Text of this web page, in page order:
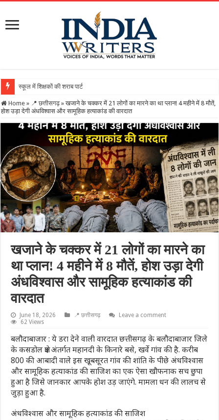
स्कूल में शिक्षकों की शराब पार्टी का वीडियो वायरल, DEO ने थमा
Home » 📍 छत्तीसगढ़ » खजाने के चक्कर में 21 लोगों का मारने का था प्लान! 4 महीने में 8 मौतें,
होश उड़ा देगी अंधविश्वास और सामूहिक हत्याकांड की वारदात
खजाने के चक्कर में 21 लोगों का मारने का
था प्लान! 4 महीने में 8 मौतें, होश उड़ा देगी
अंधविश्वास और सामूहिक हत्याकांड की
वारदात
June 18, 2026 📍 छत्तीसगढ़
Leave a comment
62 Views
बलौदाबाजार : ये डरा देने वाली वारदात छत्तीसगढ़ के बलौदाबाजार जिले
के कसडोल क्षेत्र अंतर्गत महानदी के किनारे बसे, खर्वे गांव की है. करीब
800 की आबादी वाले इस खूबसूरत गांव की शांति के पीछे अंधविश्वास
और सामूहिक हत्याकांड की साजिश का एक ऐसा खौफनाक सच छुपा
हुआ है जिसे जानकार आपके होश उड़ जाएंगे. मामला धन की लालच से
जुड़ा हुआ है.
अंधविश्वास और सामूहिक हत्याकांड की साजिश